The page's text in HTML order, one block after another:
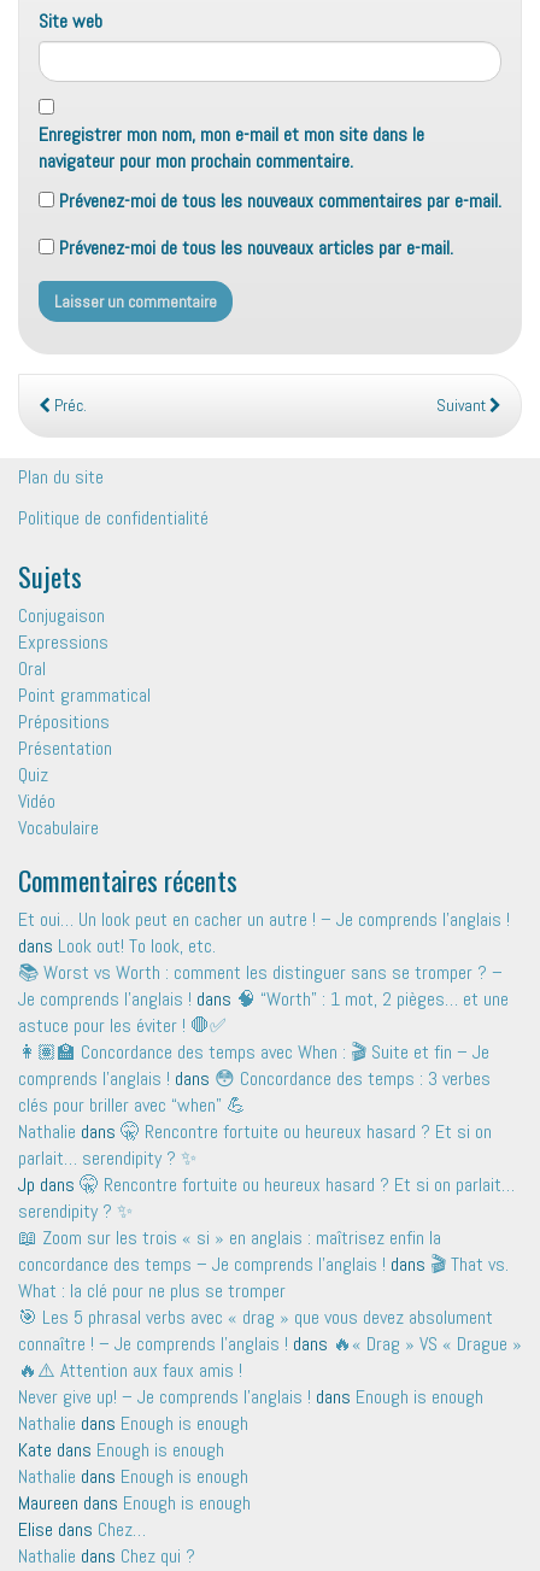
Site web
Enregistrer mon nom, mon e-mail et mon site dans le
navigateur pour mon prochain commentaire.
Prévenez-moi de tous les nouveaux commentaires par e-mail.
Prévenez-moi de tous les nouveaux articles par e-mail.
Préc. Suivant
Plan du site
Politique de confidentialité
Sujets
Conjugaison
Expressions
Oral
Point grammatical
Prépositions
Présentation
Quiz
Vidéo
Vocabulaire
Commentaires récents
Et oui… Un look peut en cacher un autre ! – Je comprends l'anglais !
dans Look out! To look, etc.
📚 Worst vs Worth : comment les distinguer sans se tromper ? –
Je comprends l'anglais ! dans 🧠 “Worth” : 1 mot, 2 pièges… et une
astuce pour les éviter ! 🛑✅
👩🏽‍🏫 Concordance des temps avec When : 🎬 Suite et fin – Je
comprends l'anglais ! dans 😳 Concordance des temps : 3 verbes
clés pour briller avec “when” 💪
Nathalie dans 🤫 Rencontre fortuite ou heureux hasard ? Et si on
parlait… serendipity ? ✨
Jp dans 🤫 Rencontre fortuite ou heureux hasard ? Et si on parlait…
serendipity ? ✨
📖 Zoom sur les trois « si » en anglais : maîtrisez enfin la
concordance des temps – Je comprends l'anglais ! dans 🎬 That vs.
What : la clé pour ne plus se tromper
🎯 Les 5 phrasal verbs avec « drag » que vous devez absolument
connaître ! – Je comprends l'anglais ! dans 🔥« Drag » VS « Drague »
🔥⚠️ Attention aux faux amis !
Never give up! – Je comprends l'anglais ! dans Enough is enough
Nathalie dans Enough is enough
Kate dans Enough is enough
Nathalie dans Enough is enough
Maureen dans Enough is enough
Elise dans Chez…
Nathalie dans Chez qui ?